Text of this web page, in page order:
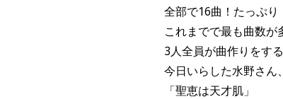
全部で16曲！たっぷり
これまでで最も曲数が
3人全員が曲作りをす
今日いらした水野さん
「聖恵は天才肌」